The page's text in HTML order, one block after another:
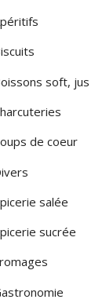
CAMPAGNIA
PUGLIA
soft, jus
de coeur
salée
sucrée